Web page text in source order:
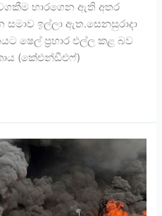
වගකීම භාරගෙන ඇති අතර
සමාව ඉල්ලා ඇත.සෙනසුරාදා
ෂෙල් ප්‍රහාර එල්ල කළ බව
(කේඑන්ඩීඑෆ්)